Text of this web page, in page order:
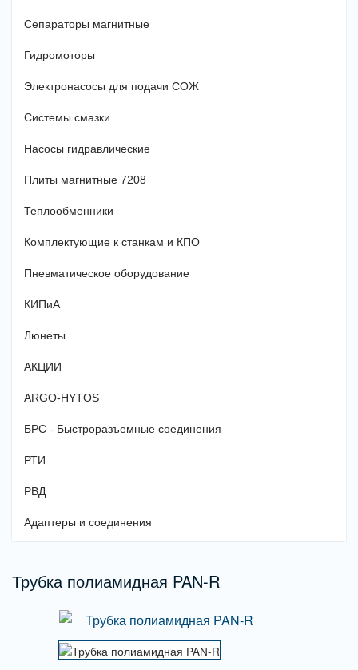
Сепараторы магнитные
Гидромоторы
Электронасосы для подачи СОЖ
Системы смазки
Насосы гидравлические
Плиты магнитные 7208
Теплообменники
Комплектующие к станкам и КПО
Пневматическое оборудование
КИПиА
Люнеты
АКЦИИ
ARGO-HYTOS
БРС - Быстроразъемные соединения
РТИ
РВД
Адаптеры и соединения
Трубка полиамидная PAN-R